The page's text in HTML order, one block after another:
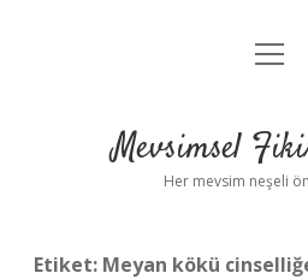
Anasayfa
Yasal
Mevsimsel
Her mevsim neşeli
Etiket: Meyan kökü